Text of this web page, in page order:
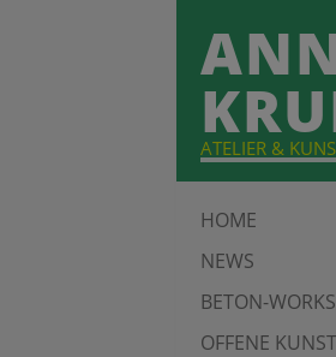
ATELIER &
Primary
HOME
NEWS
BETON-
OFFENE